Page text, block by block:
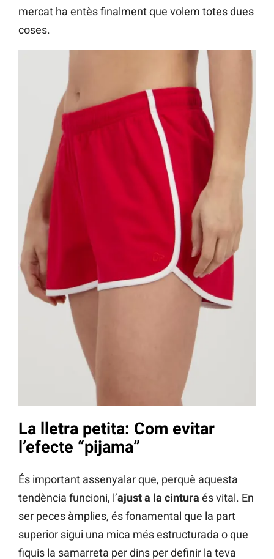
mercat ha entès finalment que volem totes dues
coses.
La lletra petita: Com evitar
l’efecte “pijama”
És important assenyalar que, perquè aquesta
tendència funcioni, l’ajust a la cintura és vital. En
ser peces àmplies, és fonamental que la part
superior sigui una mica més estructurada o que
fiquis la samarreta per dins per definir la teva